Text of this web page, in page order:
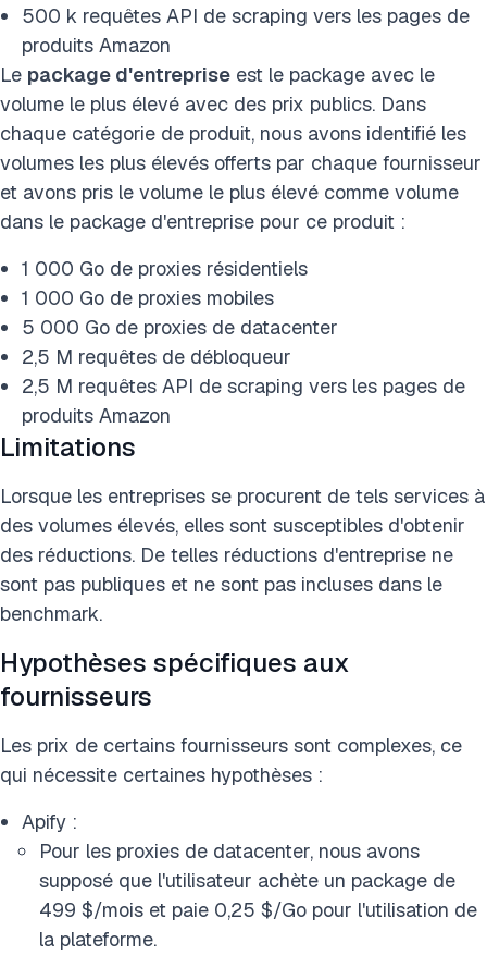
500 k requêtes API de scraping vers les pages de
produits Amazon
Le package d'entreprise est le package avec le
volume le plus élevé avec des prix publics. Dans
chaque catégorie de produit, nous avons identifié les
volumes les plus élevés offerts par chaque fournisseur
et avons pris le volume le plus élevé comme volume
dans le package d'entreprise pour ce produit :
1 000 Go de proxies résidentiels
1 000 Go de proxies mobiles
5 000 Go de proxies de datacenter
2,5 M requêtes de débloqueur
2,5 M requêtes API de scraping vers les pages de
produits Amazon
Limitations
Lorsque les entreprises se procurent de tels services à
des volumes élevés, elles sont susceptibles d'obtenir
des réductions. De telles réductions d'entreprise ne
sont pas publiques et ne sont pas incluses dans le
benchmark.
Hypothèses spécifiques aux
fournisseurs
Les prix de certains fournisseurs sont complexes, ce
qui nécessite certaines hypothèses :
Apify :
Pour les proxies de datacenter, nous avons
supposé que l'utilisateur achète un package de
499 $/mois et paie 0,25 $/Go pour l'utilisation de
la plateforme.